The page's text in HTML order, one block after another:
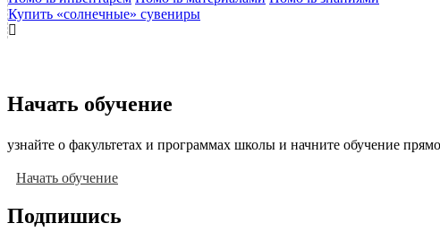
Купить «солнечные» сувениры
Начать обучение
узнайте о факультетах и программах школы и начните обучение
Начать обучение
Подпишись